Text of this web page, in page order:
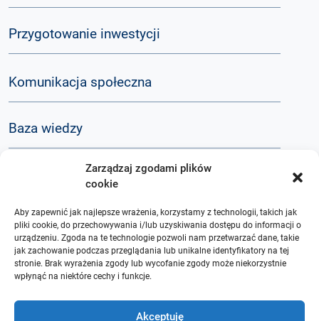
Zarządzaj zgodami plików
cookie
Aby zapewnić jak najlepsze wrażenia, korzystamy z technologii, takich jak
pliki cookie, do przechowywania i/lub uzyskiwania dostępu do informacji o
urządzeniu. Zgoda na te technologie pozwoli nam przetwarzać dane, takie
jak zachowanie podczas przeglądania lub unikalne identyfikatory na tej
stronie. Brak wyrażenia zgody lub wycofanie zgody może niekorzystnie
wpłynąć na niektóre cechy i funkcje.
Akceptuję
Przygotowanie inwestycji
Komunikacja społeczna
Baza wiedzy
O nas